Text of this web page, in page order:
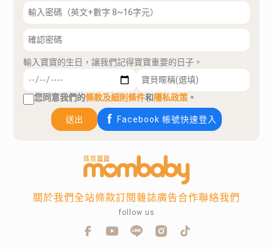
輸入寶寶的生日，讓我們記得寶寶重要的日子。
您同意我們的條款及細則條件和隱私政策 。
送出 Facebook 帳號快速登入
關於我們全站條款訂閱雜誌廣告合作聯絡我們
follow us